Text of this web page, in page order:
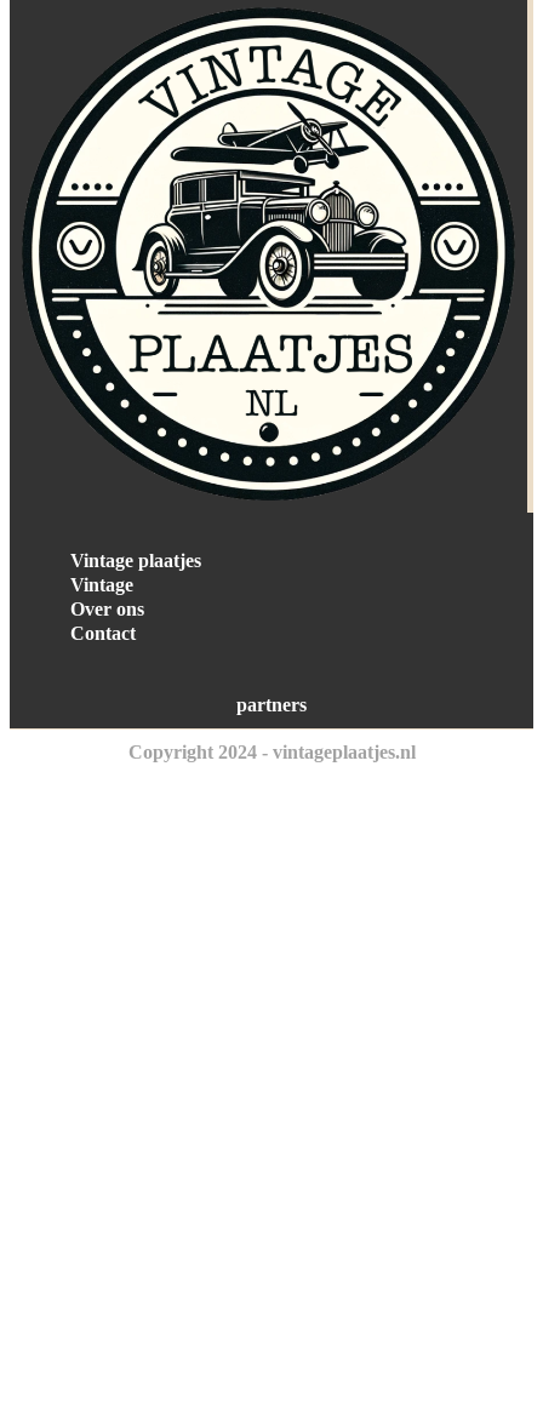
Vintage plaatjes
Vintage
Over ons
Contact
partners
Copyright 2024 - vintageplaatjes.nl